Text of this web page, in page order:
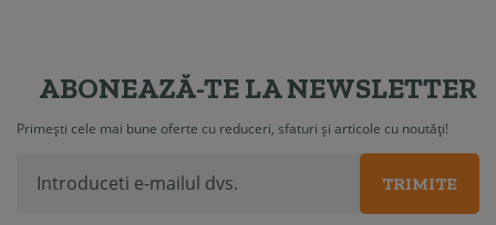
ABONEAZĂ-TE LA NEWSLETTER
Primești cele mai bune oferte cu reduceri, sfaturi și articole cu noutăți!
TRIMITE